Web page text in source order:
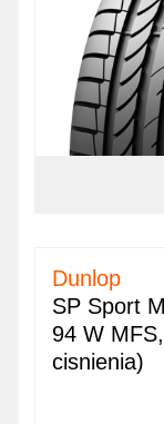
Dunlop
SP Sport
94 W
cisnienia)